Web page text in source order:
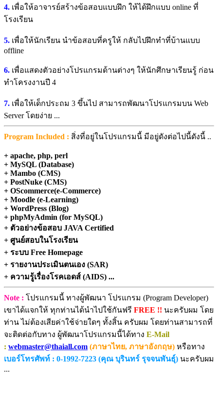
4. เพื่อให้อาจารย์สร้างข้อสอบแบบฝึก ให้ได้ฝึกแบบ online ที่
โรงเรียน
5. เพื่อให้นักเรียน นำข้อสอบที่ครูให้ กลับไปฝึกทำที่บ้านแบบ
offline
6. เพื่อแสดงตัวอย่างโปรแกรมด้านต่างๆ ให้นักศึกษาเรียนรู้ ก่อน
ทำโครงงานปี 4
7. เพื่อให้เด็กประถม 3 ขึ้นไป สามารถพัฒนาโปรแกรมบน Web
Server โดยง่าย ...
Program Included : สิ่งที่อยู่ในโปรแกรมนี้ มีอยู่ดังต่อไปนี้ดังนี้ ..
+ apache, php, perl
+ MySQL (Database)
+ Mambo (CMS)
+ PostNuke (CMS)
+ OScommerce(e-Commerce)
+ Moodle (e-Learning)
+ WordPress (Blog)
+ phpMyAdmin (for MySQL)
+ ตัวอย่างข้อสอบ JAVA Certified
+ ศูนย์สอบในโรงเรียน
+ ระบบ Free Homepage
+ รายงานประเมินตนเอง (SAR)
+ ความรู้เรื่องโรคเอดส์ (AIDS) ...
Note : โปรแกรมนี้ ทางผู้พัฒนา โปรแกรม (Program Developer)
เขาได้แจกให้ ทุกท่านได้นำไปใช้กันฟรี FREE !! นะครับผม โดย
ท่าน ไม่ต้องเสียค่าใช้จ่ายใดๆ ทั้งสิ้น ครับผม โดยท่านสามารถที่
จะติดต่อกับทาง ผู้พัฒนาโปรแกรมนี้ได้ทาง E-Mail
: webmaster@thaiall.com (ภาษาไทย, ภาษาอังกฤษ) หรือทาง
เบอร์โทรศัพท์ : 0-1992-7223 (คุณ บุรินทร์ รุจจนพันธุ์) นะครับผม
...